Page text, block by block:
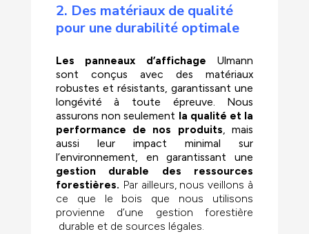
2. Des matériaux de qualité
pour une durabilité optimale
Les panneaux d’affichage Ulmann
sont conçus avec des matériaux
robustes et résistants, garantissant une
longévité à toute épreuve. Nous
assurons non seulement la qualité et la
performance de nos produits, mais
aussi leur impact minimal sur
l’environnement, en garantissant une
gestion durable des ressources
forestières. Par ailleurs, nous veillons à
ce que le bois que nous utilisons
provienne d’une gestion forestière
durable et de sources légales.